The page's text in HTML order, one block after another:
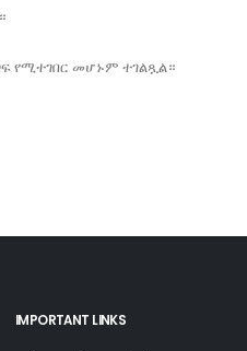
የሚተገበር መሆኑም ተገልጿል።
IMPORTANT LINKS